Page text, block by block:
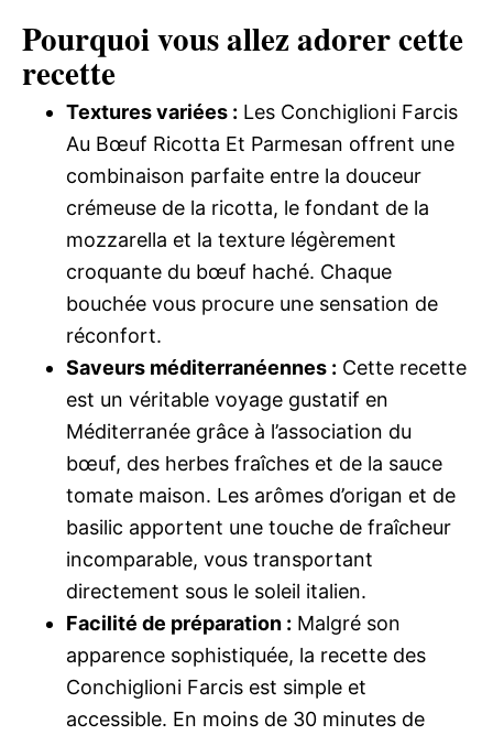
Pourquoi vous allez adorer cette
recette
Textures variées : Les Conchiglioni Farcis
Au Bœuf Ricotta Et Parmesan offrent une
combinaison parfaite entre la douceur
crémeuse de la ricotta, le fondant de la
mozzarella et la texture légèrement
croquante du bœuf haché. Chaque
bouchée vous procure une sensation de
réconfort.
Saveurs méditerranéennes : Cette recette
est un véritable voyage gustatif en
Méditerranée grâce à l’association du
bœuf, des herbes fraîches et de la sauce
tomate maison. Les arômes d’origan et de
basilic apportent une touche de fraîcheur
incomparable, vous transportant
directement sous le soleil italien.
Facilité de préparation : Malgré son
apparence sophistiquée, la recette des
Conchiglioni Farcis est simple et
accessible. En moins de 30 minutes de